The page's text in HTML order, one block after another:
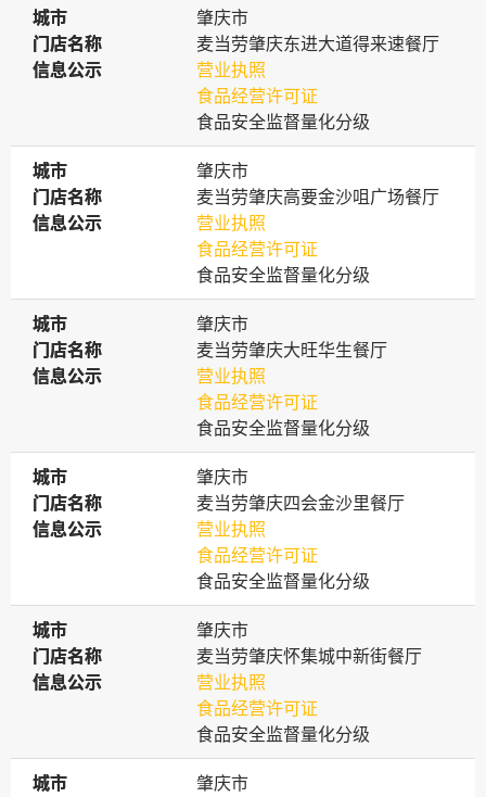
城市
城市
肇庆市
门店名称
门店名称
麦当劳肇庆东进大道得来速餐厅
信息公示
信息公示
营业执照
食品经营许可证
食品安全监督量化分级
城市
城市
肇庆市
门店名称
门店名称
麦当劳肇庆高要金沙咀广场餐厅
信息公示
信息公示
营业执照
食品经营许可证
食品安全监督量化分级
城市
城市
肇庆市
门店名称
门店名称
麦当劳肇庆大旺华生餐厅
信息公示
信息公示
营业执照
食品经营许可证
食品安全监督量化分级
城市
城市
肇庆市
门店名称
门店名称
麦当劳肇庆四会金沙里餐厅
信息公示
信息公示
营业执照
食品经营许可证
食品安全监督量化分级
城市
城市
肇庆市
门店名称
门店名称
麦当劳肇庆怀集城中新街餐厅
信息公示
信息公示
营业执照
食品经营许可证
食品安全监督量化分级
城市
城市
肇庆市